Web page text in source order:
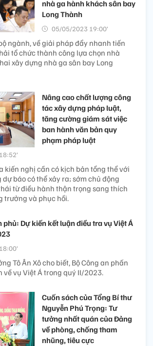
nhà ga hành khách sân bay
Long Thành
05/05/2023 19:00’
ngành, về giải pháp đẩy nhanh tiến
tổ chức thành công lựa chọn nhà
xây dựng nhà ga sân bay Long
Nâng cao chất lượng công
tác xây dựng pháp luật,
tăng cường giám sát việc
ban hành văn bản quy
phạm pháp luật
kiến nghị cần có kịch bản tổng thể với
báo có thể xảy ra; sớm chủ động
từ điều hành thận trọng sang thích
trưởng và phục hồi.
phủ: Dự kiến kết luận điều tra vụ Việt Á
Tô Ân Xô cho biết, Bộ Công an phấn
về vụ Việt Á trong quý II/2023.
Cuốn sách của Tổng Bí thư
Nguyễn Phú Trọng: Tư
tưởng nhất quán của Đảng
về phòng, chống tham
nhũng, tiêu cực